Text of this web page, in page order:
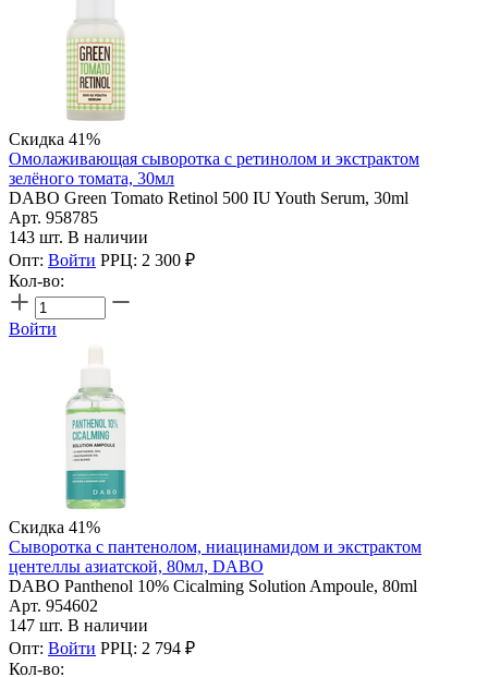
Скидка 41%
Омолаживающая сыворотка с ретинолом и экстрактом
зелёного томата, 30мл
DABO Green Tomato Retinol 500 IU Youth Serum, 30ml
Арт. 958785
143 шт. В наличии
Опт: Войти РРЦ: 2 300 ₽
Кол-во:
Войти
Скидка 41%
Сыворотка с пантенолом, ниацинамидом и экстрактом
центеллы азиатской, 80мл, DABO
DABO Panthenol 10% Cicalming Solution Ampoule, 80ml
Арт. 954602
147 шт. В наличии
Опт: Войти РРЦ: 2 794 ₽
Кол-во: